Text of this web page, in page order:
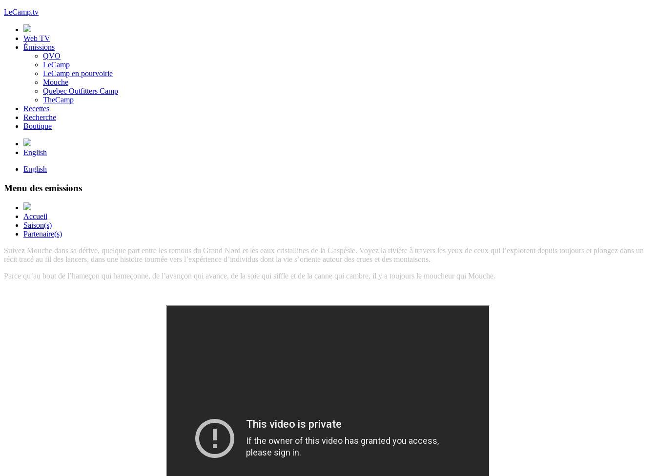
LeCamp.tv
Web TV
Émissions
QVO
LeCamp
LeCamp en pourvoirie
Mouche
Quebec Outfitters Camp
TheCamp
Recettes
Recherche
Boutique
English
English
Menu des emissions
Accueil
Saison(s)
Partenaire(s)
Suivez Mouche dans sa dérive, quelque part entre les remous du Grand Nord et les eaux cristallines de la Gaspésie. Voyez la rivière à travers les yeux de ceux qui l’explorent depuis toujours et plongez dans un
récit tracé au fil des lancers, dans une histoire tournée vers l’expérience d’individus dont la vie s’oriente autour des crues et des montaisons.
Parce qu’au bout de l’hameçon qui hameçonne, de l’avançon qui avance, de la soie qui siffle et de la canne qui cambre, il y a toujours le moucheur qui Mouche.